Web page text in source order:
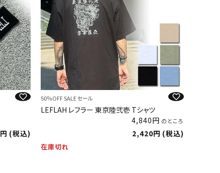
税込
50％OFF SALE セール
LEFLAH レフラー 東京陸弐壱 Tシャツ
4,840
のところ
2,420 税込
在庫切れ